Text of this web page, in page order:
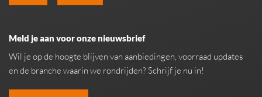
Meld je aan voor onze nieuwsbrief
Wil je op de hoogte blijven van aanbiedingen, voorraad updates
en de branche waarin we rondrijden? Schrijf je nu in!